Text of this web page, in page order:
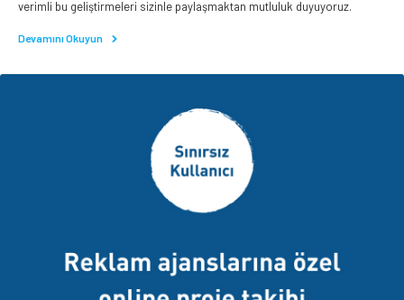
verimli bu geliştirmeleri sizinle paylaşmaktan mutluluk duyuyoruz.
Devamını Okuyun